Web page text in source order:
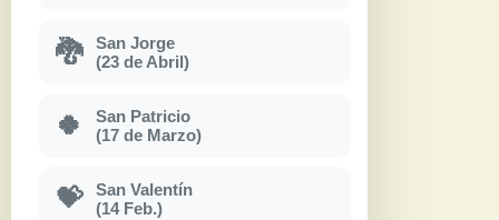
🐉
San Jorge
(23 de Abril)
🍀
San Patricio
(17 de Marzo)
💝
San Valentín
(14 Feb.)